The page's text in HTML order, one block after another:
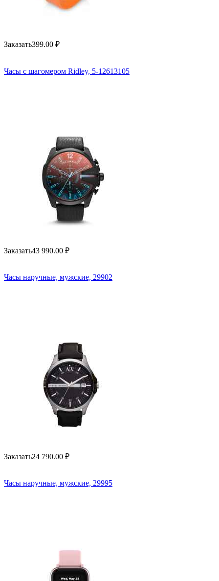
Заказать399.00 ₽
Часы с шагомером Ridley, 5-12613105
Заказать43 990.00 ₽
Часы наручные, мужские, 29902
Заказать24 790.00 ₽
Часы наручные, мужские, 29995